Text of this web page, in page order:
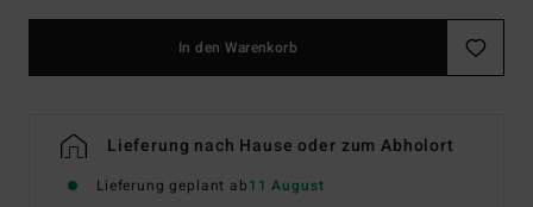
In den Warenkorb
Lieferung nach Hause oder zum Abholort
Lieferung geplant ab11 August